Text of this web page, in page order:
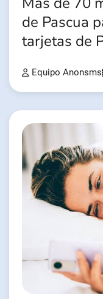
de Pascua
tarjetas de
Equipo Anonsms